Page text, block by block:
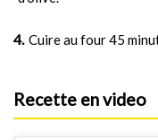
Cuire au four 45
Recette en video